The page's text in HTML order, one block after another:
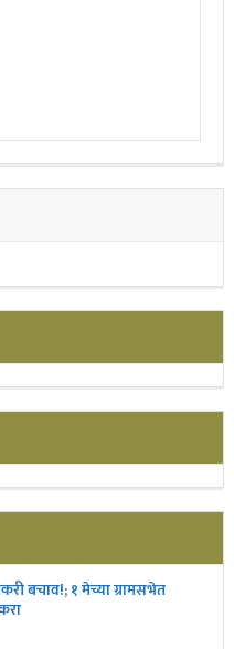
बचाव!; १ मेच्या ग्रामसभेत